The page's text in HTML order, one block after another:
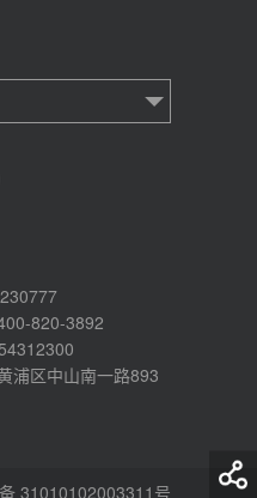
820-3892
区中山南一路893
31010102003311号